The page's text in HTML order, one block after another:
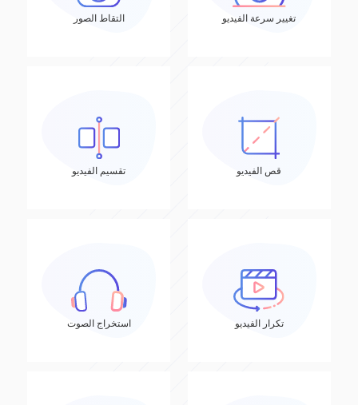
التقاط الصور تغيير سرعة الفيديو
تقسيم الفيديو قص الفيديو
استخراج الصوت تكرار الفيديو